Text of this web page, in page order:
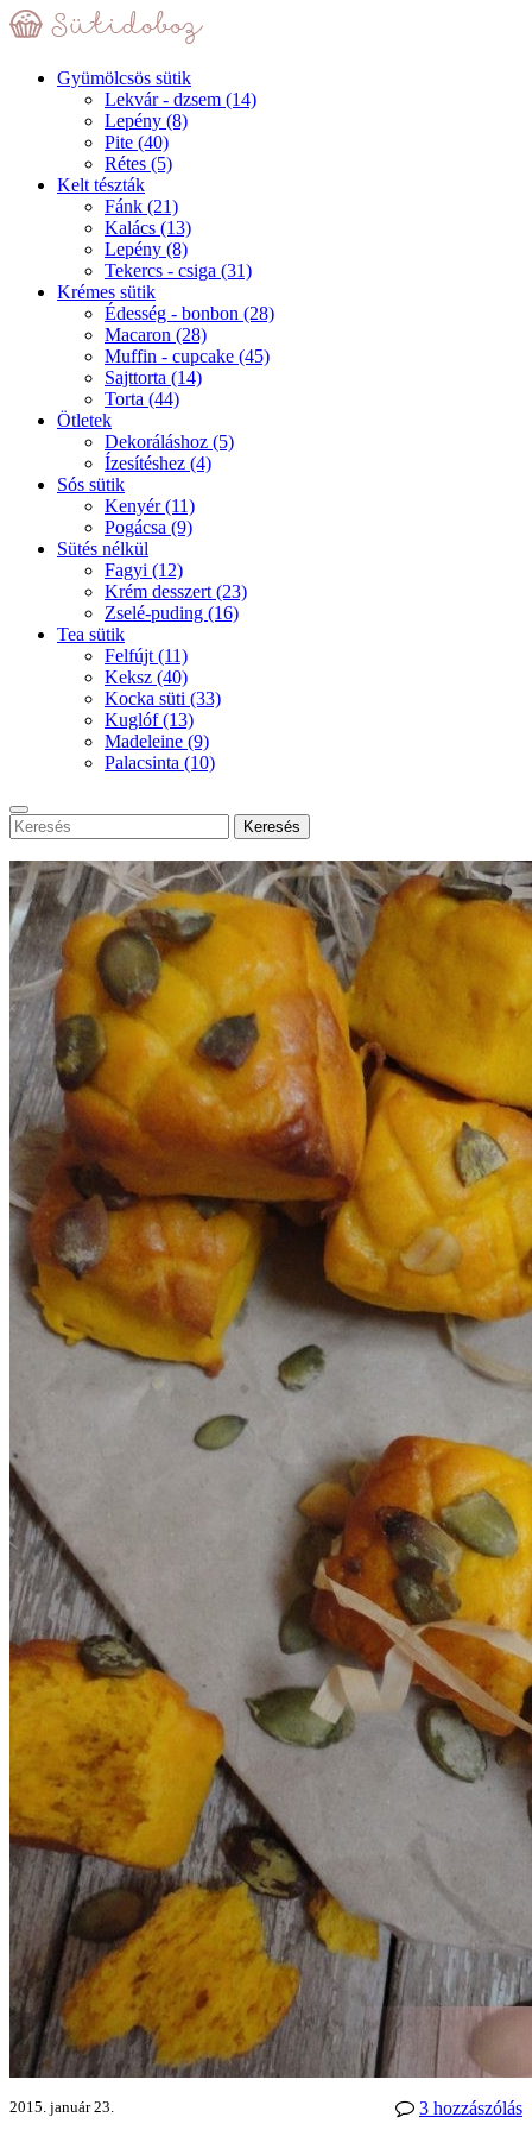
Gyümölcsös sütik
Lekvár - dzsem (14)
Lepény (8)
Pite (40)
Rétes (5)
Kelt tészták
Fánk (21)
Kalács (13)
Lepény (8)
Tekercs - csiga (31)
Krémes sütik
Édesség - bonbon (28)
Macaron (28)
Muffin - cupcake (45)
Sajttorta (14)
Torta (44)
Ötletek
Dekoráláshoz (5)
Ízesítéshez (4)
Sós sütik
Kenyér(11)
Pogácsa (9)
Sütés nélkül
Fagyi (12)
Krém desszert (23)
Zselé-puding (16)
Tea sütik
Felfújt (11)
Keksz (40)
Kocka süti (33)
Kuglóf(13)
Madeleine (9)
Palacsinta (10)
Keresés
3 hozzászólás
2015. január 23.